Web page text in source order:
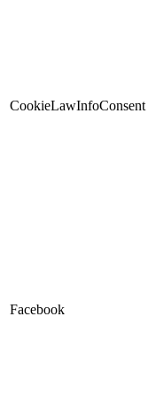
CookieLawInfoConsent
Facebook